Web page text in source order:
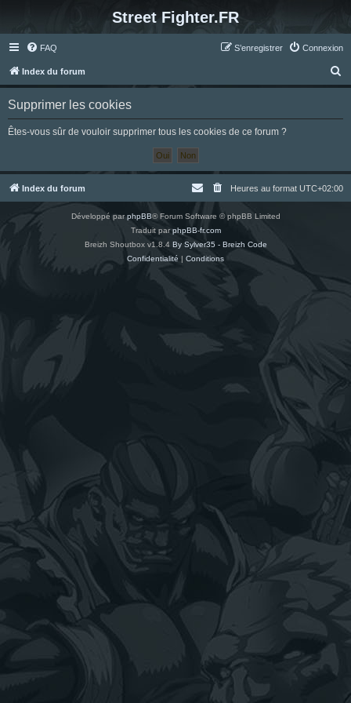
Street Fighter.FR
FAQ Connexion
S’enregistrer
Index du forum
e
h
Supprimer les cookies
Êtes-vous sûr de vouloir supprimer tous les cookies de ce forum ?
Index du forum Heures au format UTC+02:00
Développé parphpBB® Forum Software © phpBB Limited
Traduit parphpBB-fr.com
Breizh Shoutbox v1.8.4 By Sylver35 - Breizh Code
Confidentialité | Conditions